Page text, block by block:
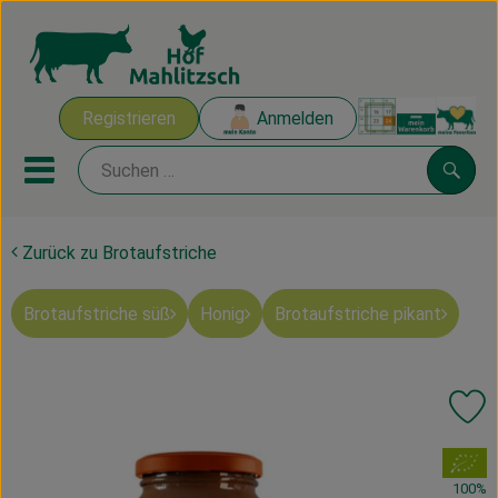
Registrieren Anmelden
Mobiles Menu öffnen oder
Ökokisten
Mahlitzscher Produkte
Obst & Gemüse
Zurück zu Brotaufstriche
Brotaufstriche süß Honig Brotaufstriche pikant
, Verband:
100%